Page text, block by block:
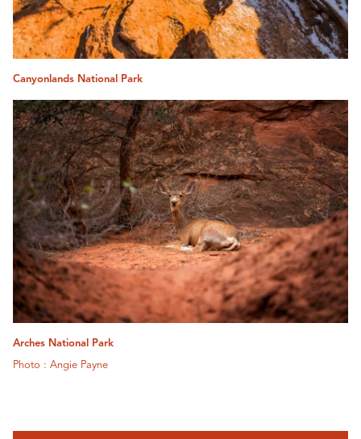
Canyonlands National Park
Arches National Park
Photo : Angie Payne